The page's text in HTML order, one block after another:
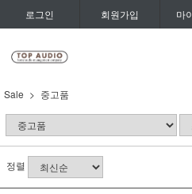
로그인 회원가입 마
Sale 중고품
정렬